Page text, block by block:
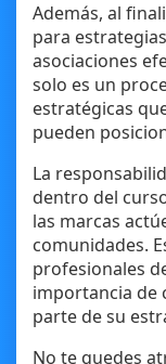
Además, al
para
asociaciones
solo es un
estratégicas
pueden
La
dentro del
las marcas
comunidades.
profesionales
importancia de
parte de su
No te quedes